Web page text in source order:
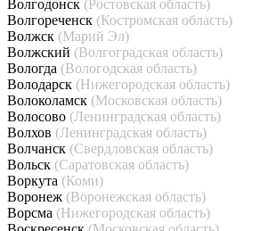
Волгодонск (Ростовская область)
Волгореченск (Костромская область)
Волжск (Марий Эл)
Волжский (Волгоградская область)
Вологда (Вологодская область)
Володарск (Нижегородская область)
Волоколамск (Московская область)
Волосово (Ленинградская область)
Волхов (Ленинградская область)
Волчанск (Свердловская область)
Вольск (Саратовская область)
Воркута (Коми)
Воронеж (Воронежская область)
Ворсма (Нижегородская область)